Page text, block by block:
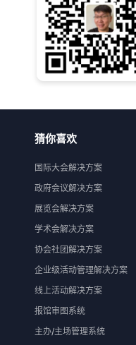
猜你喜欢
国际大会解决方案
政府会议解决方案
展览会解决方案
学术会解决方案
协会社团解决方案
企业级活动管理解决方案
线上活动解决方案
报馆审图系统
主办/主场管理系统